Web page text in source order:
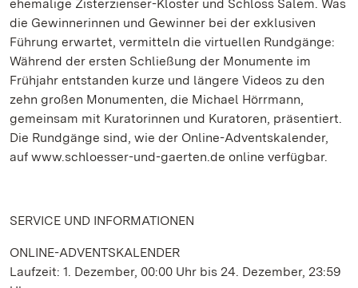
ehemalige Zisterzienser-Kloster und Schloss Salem. Was
die Gewinnerinnen und Gewinner bei der exklusiven
Führung erwartet, vermitteln die virtuellen Rundgänge:
Während der ersten Schließung der Monumente im
Frühjahr entstanden kurze und längere Videos zu den
zehn großen Monumenten, die Michael Hörrmann,
gemeinsam mit Kuratorinnen und Kuratoren, präsentiert.
Die Rundgänge sind, wie der Online-Adventskalender,
auf www.schloesser-und-gaerten.de online verfügbar.
SERVICE UND INFORMATIONEN
ONLINE-ADVENTSKALENDER
Laufzeit: 1. Dezember, 00:00 Uhr bis 24. Dezember, 23:59